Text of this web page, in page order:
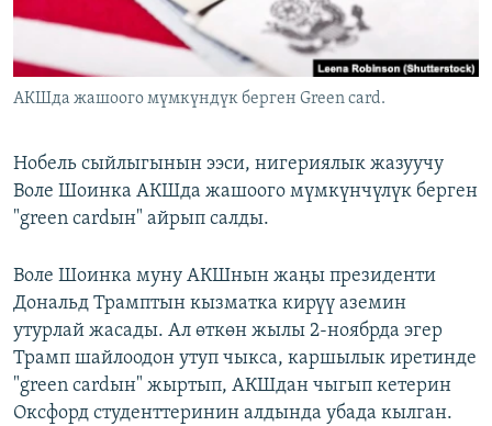
ЭЕ/АРнун бардык сайттары
АКШда жашоого мүмкүндүк берген Green card.
Нобель сыйлыгынын ээси, нигериялык жазуучу
Воле Шоинка АКШда жашоого мүмкүнчүлүк берген
"green cardын" айрып салды.
Воле Шоинка муну АКШнын жаңы президенти
Дональд Трамптын кызматка кирүү аземин
утурлай жасады. Ал өткөн жылы 2-ноябрда эгер
Трамп шайлоодон утуп чыкса, каршылык иретинде
"green cardын" жыртып, АКШдан чыгып кетерин
Оксфорд студенттеринин алдында убада кылган.